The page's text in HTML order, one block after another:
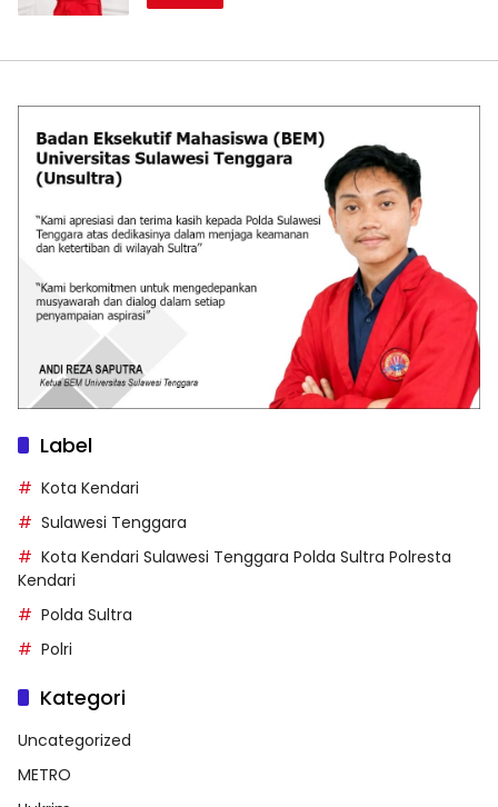
Label
Kota Kendari
Sulawesi Tenggara
Kota Kendari Sulawesi Tenggara Polda Sultra Polresta
Kendari
Polda Sultra
Polri
Kategori
Uncategorized
METRO